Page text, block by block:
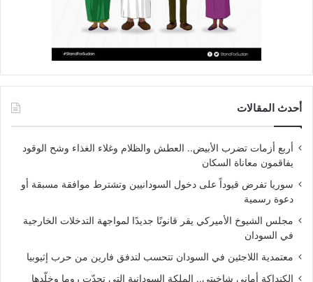
أحدث المقالات
أربع أزمات تضرب الأبيض.. العطش والظلام وغلاء الغذاء وشح الوقود
يفاقمون معاناة السكان
سوريا تفرض قيوداً على دخول السودانيين وتشترط موافقة مسبقة أو
دعوة رسمية
مجلس الشيوخ الأميركي يقر قانونًا جديدًا لمواجهة التدخلات الخارجية
في السودان
معتمدية اللاجئين في السودان تتحسب لتدفق فارين من حرب إثيوبيا
الكنداكة أماني شاخيتي.. الملكة السودانية التي تحدّت روما وخلّدها